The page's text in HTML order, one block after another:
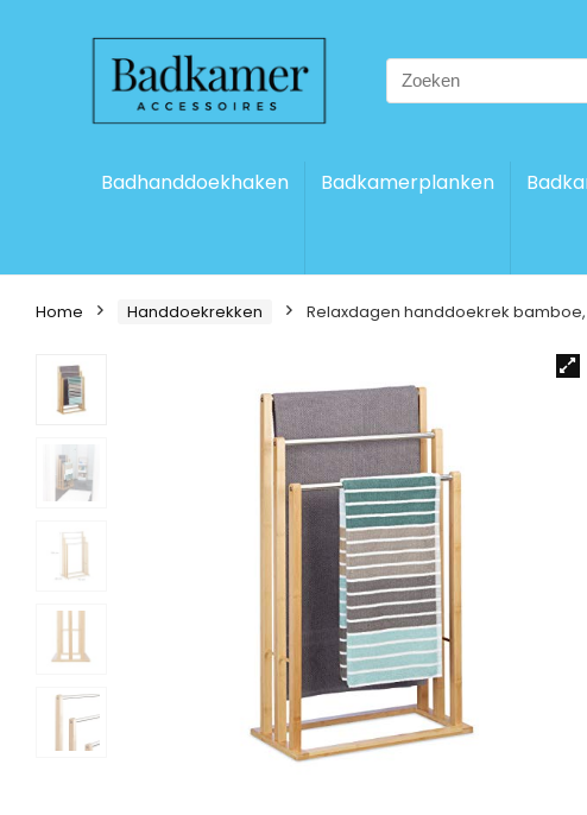
Search
for:
Badhanddoekhaken Badkamerplanken
Home Handdoekrekken Relaxdagen handdoekrek